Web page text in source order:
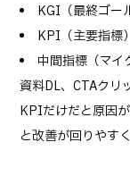
KGI（最終ゴー
KPI（主要指標
中間指標（マイ
資料DL、CTAクリ
KPIだけだと原因
と改善が回りやす